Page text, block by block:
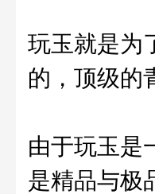
玩玉就是为
的，顶级的
由于玩玉是
是精品与极